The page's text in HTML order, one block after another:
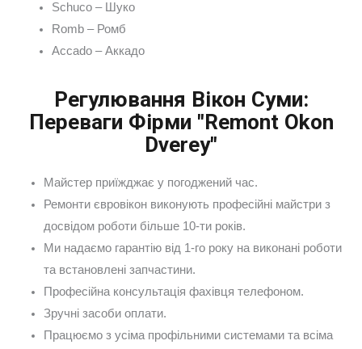
Schuco – Шуко
Romb – Ромб
Accado – Аккадо
Регулювання Вікон Суми:
Переваги Фірми "Remont Okon
Dverey"
Майстер приїжджає у погоджений час.
Ремонти євровікон виконують професійні майстри з
досвідом роботи більше 10-ти років.
Ми надаємо гарантію від 1-го року на виконані роботи
та встановлені запчастини.
Професійна консультація фахівця телефоном.
Зручні засоби оплати.
Працюємо з усіма профільними системами та всіма